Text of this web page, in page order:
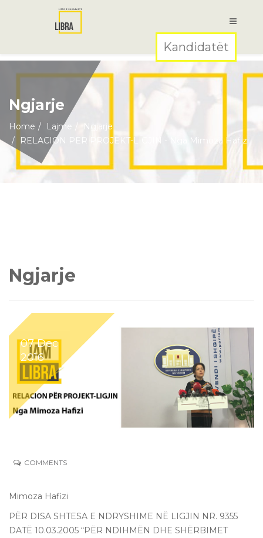
Kandidatët
Ngjarje
Home Lajme
Ngjarje
RELACION PËR PROJEKT-LIGJIN - Nga Mimoza Hafizi
Ngjarje
07 Dec
2016
COMMENTS
Mimoza Hafizi
PËR DISA SHTESA E NDRYSHIME NË LIGJIN NR. 9355
DATË 10.03.2005 “PËR NDIHMËN DHE SHËRBIMET